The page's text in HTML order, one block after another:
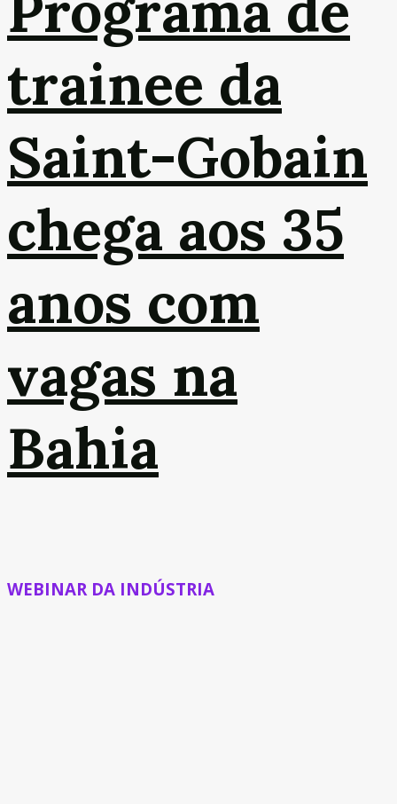
trainee da
Saint-Gobain
chega aos 35
anos com
vagas na
Bahia
WEBINAR DA INDÚSTRIA